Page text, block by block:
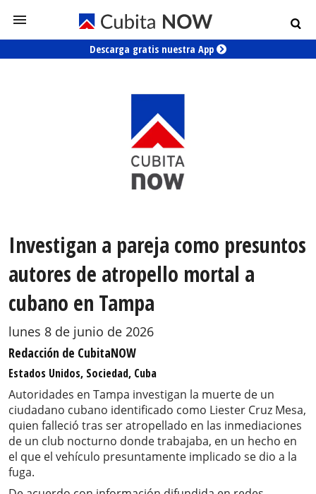
Descarga gratis nuestra App
Investigan a pareja como presuntos
autores de atropello mortal a
cubano en Tampa
lunes 8 de junio de 2026
Redacción de CubitaNOW
Estados Unidos, Sociedad, Cuba
Autoridades en Tampa investigan la muerte de un
ciudadano cubano identificado como Liester Cruz Mesa,
quien falleció tras ser atropellado en las inmediaciones
de un club nocturno donde trabajaba, en un hecho en
el que el vehículo presuntamente implicado se dio a la
fuga.